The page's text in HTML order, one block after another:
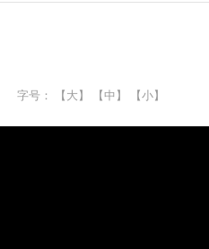
字号： 【大】 【中】 【小】